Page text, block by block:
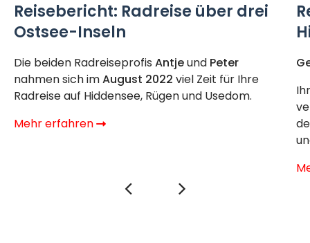
Reisebericht: Radreise über drei
Ostsee-Inseln
Die beiden Radreiseprofis Antjeund Peter
nahmen sich imAugust 2022 viel Zeit für Ihre
Radreise auf Hiddensee, Rügen und Usedom.
Mehr erfahren